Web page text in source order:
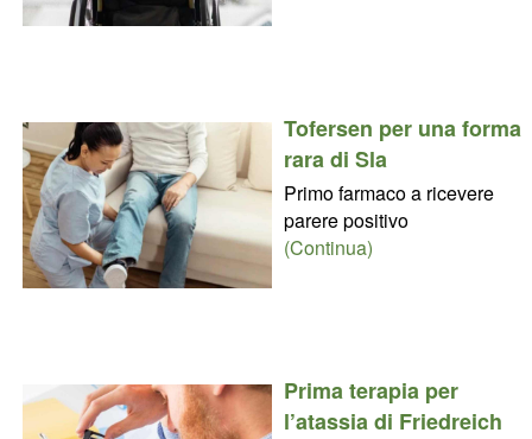
Tofersen per una forma
rara di Sla
Primo farmaco a ricevere
parere positivo
(Continua)
Prima terapia per
l’atassia di Friedreich